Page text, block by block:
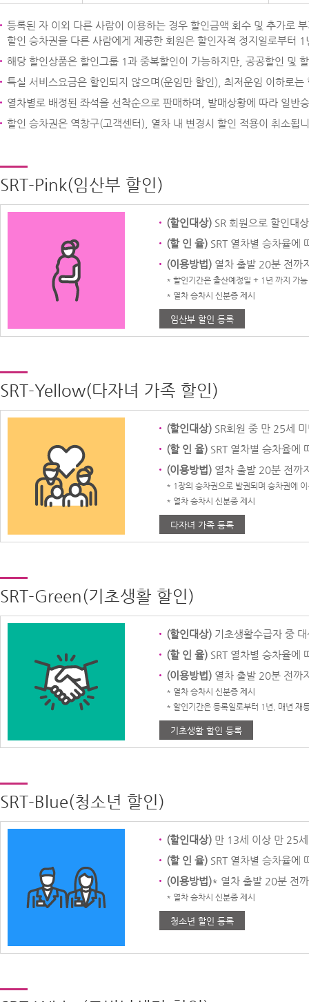
등록된 자 이외 다른 사람이 이용하는 경우 할인금액 회수 및 추가로
할인 승차권을 다른 사람에게 제공한 회원은 할인자격 정지일로부터
해당 할인상품은 할인그룹 1과 중복할인이 가능하지만, 공공할인 및
특실 서비스요금은 할인되지 않으며(운임만 할인), 최저운임 이하로는
열차별로 배정된 좌석을 선착순으로 판매하며, 발매상황에 따라 일반
할인 승차권은 역창구(고객센터), 열차 내 변경시 할인 적용이 취소됩
SRT-Pink(임산부 할인)
(할인대상) SR 회원으로 할인대
(할 인 율) SRT 열차별 승차율에
(이용방법) 열차 출발 20분 전까
* 할인기간은 출산예정일 + 1년 까지 가
* 열차 승차시 신분증 제시
임산부 할인 등록
SRT-Yellow(다자녀 가족 할인)
(할인대상) SR회원 중 만 25세
(할 인 율) SRT 열차별 승차율에
(이용방법) 열차 출발 20분 전까
* 1장의 승차권으로 발권되며 승차권에
* 열차 승차시 신분증 제시
다자녀 가족 등록
SRT-Green(기초생활 할인)
(할인대상) 기초생활수급자 중
(할 인 율) SRT 열차별 승차율에
(이용방법) 열차 출발 20분 전까
* 열차 승차시 신분증 제시
* 할인기간은 등록일로부터 1년, 매년 재
기초생활 할인 등록
SRT-Blue(청소년 할인)
(할인대상) 만 13세 이상 만 25
(할 인 율) SRT 열차별 승차율에
(이용방법)* 열차 출발 20분 전
* 열차 승차시 신분증 제시
청소년 할인 등록